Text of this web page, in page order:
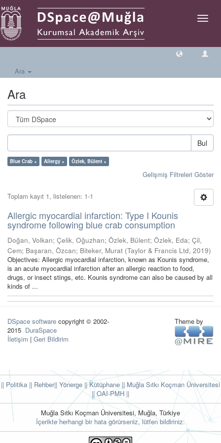
Geçiş
Ara
Ara
Bul
Blue Crab × Allergy × Özlek, Bülent ×
Gelişmiş Filtreleri Göster
Toplam kayıt 1, listelenen: 1-1
Allergic myocardial infarction: Type I Kounis
syndrome following blue crab consumption
Doğan, Volkan; Çelik, Oğuzhan; Özlek, Bülent; Özlek, Eda; Çil,
Cem; Başaran, Özcan; Biteker, Murat (Taylor & Francis Ltd, 2019)
Objectives: Allergic myocardial infarction, known as Kounis syndrome,
is an acute myocardial infarction after an allergic reaction to food,
drugs, or insect stings, etc. Kounis syndrome can also be caused by all
kinds of ...
DSpace software copyright © 2002-
2015 DuraSpace
İletişim | Geri Bildirim
Theme by
|| Politika || Rehber|| Yönerge || Kütüphane|| Muğla Sıtkı Koçman Üniversitesi
||OAI-PMH ||
Muğla Sıtkı Koçman Üniversitesi, Muğla, Türkiye
İçerikte herhangi bir hata görürseniz, lütfen bildiriniz: